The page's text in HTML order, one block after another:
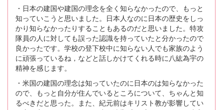
・日本の建国や建国の理念を全く知らなかったので、もっと
知っていこうと思いました。日本人なのに日本の歴史をしっ
かり知らなかったりすることもあるのだと思いました。特攻
隊員の人に対しても誤った認識を持っていたと分かったので
良かったです。学校の登下校中に知らない人でも家族のよう
に頑張っているね，などと話しかけてくれる時に八紘為宇の
精神を感じます。
・米国の建国の理念は知っていたのに日本のは知らなかった
ので、もっと自分が住んでいるところについて、ちゃんと知
るべきだと思った。また、紀元前はキリスト教が影響してい